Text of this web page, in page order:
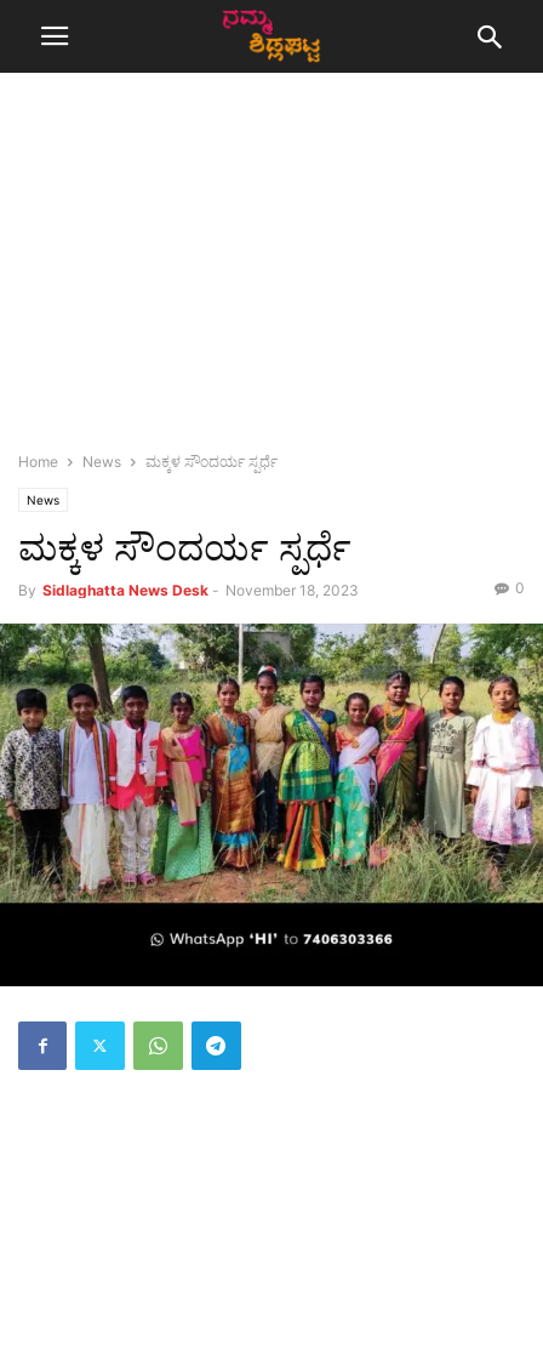
Home News ಮಕ್ಕಳ ಸೌಂದರ್ಯ ಸ್ಪರ್ಧೆ
News
ಮಕ್ಕಳ ಸೌಂದರ್ಯ ಸ್ಪರ್ಧೆ
By Sidlaghatta News Desk - November 18, 2023 0